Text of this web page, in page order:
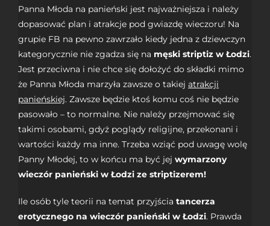
Panna Młoda na panieński jest najważniejsza i należy
dopasować plan i atrakcje pod gwiazdę wieczoru! Na
grupie FB na pewno zawrzało kiedy jedna z dziewczyn
kategorycznie nie zgadza się na męski striptiz w Łodzi.
Jest przeciwna i nie chce się dołożyć do składki mimo
że Panna Młoda marzyła zawsze o takiej atrakcji
panieńskiej. Zawsze będzie ktoś komu coś nie będzie
pasowało – to normalne. Nie należy przejmować się
takimi osobami, gdyż poglądy religijne, przekonani i
wartości każdy ma inne. Trzeba wziąć pod uwagę wolę
Panny Młodej, to w końcu ma być jej wymarzony
wieczór panieński w Łodzi ze striptizerem!
Ile osób tyle teorii na temat przyjścia tancerza
erotycznego na wieczór panieński w Łodzi. Prawda